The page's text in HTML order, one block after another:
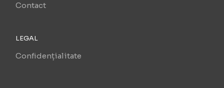
Contact
LEGAL
Confidențialitate